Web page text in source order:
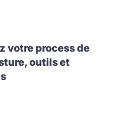
votre process de
outils et